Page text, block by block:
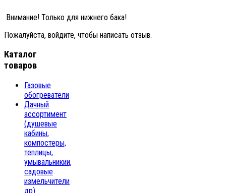
Внимание! Только для нижнего бака!
Пожалуйста, войдите, чтобы написать отзыв.
Каталог
товаров
Газовые
обогреватели
Дачный
ассортимент
(душевые
кабины,
компостеры,
теплицы,
умывальникии,
садовые
измельчители
др)